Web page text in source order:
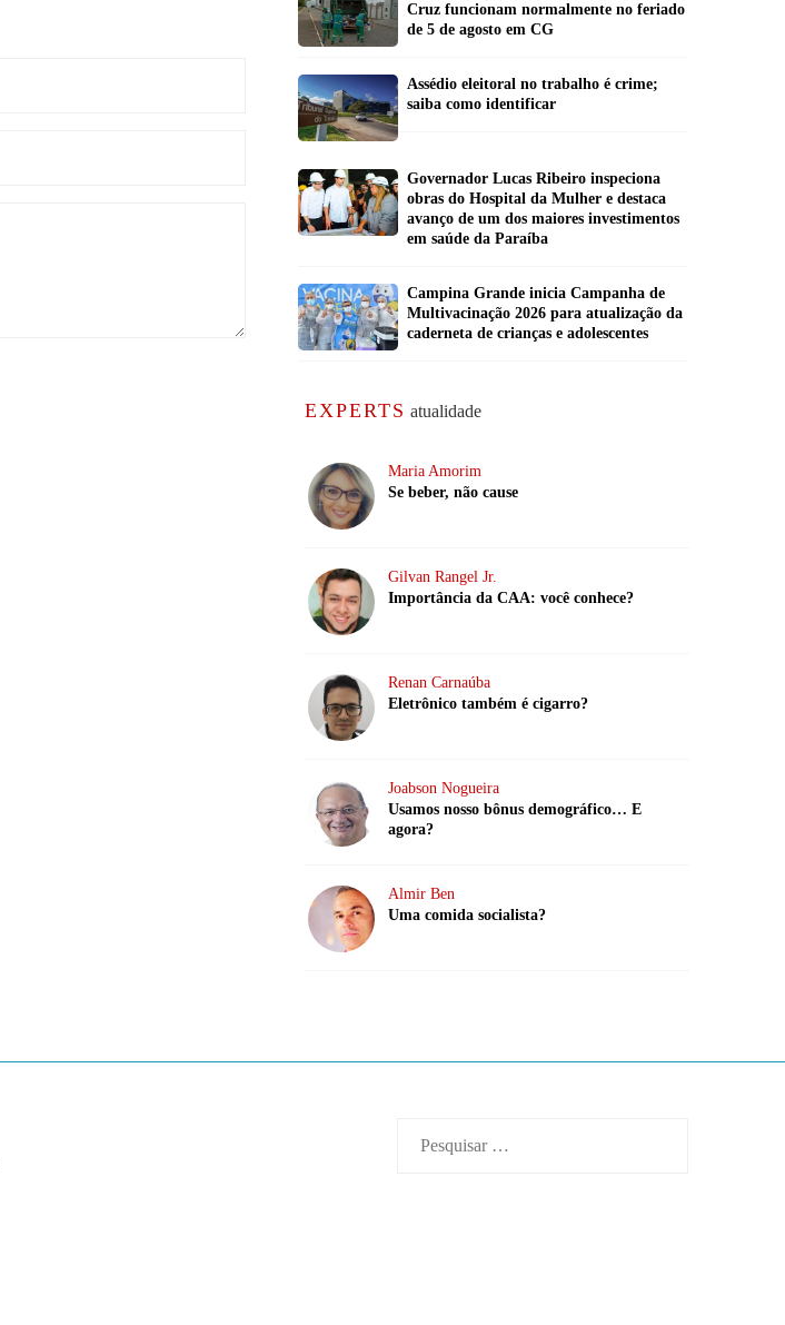
Cruz funcionam normalmente no feriado
de 5 de agosto em CG
Assédio eleitoral no trabalho é crime;
saiba como identificar
Governador Lucas Ribeiro inspeciona
obras do Hospital da Mulher e destaca
avanço de um dos maiores investimentos
em saúde da Paraíba
Campina Grande inicia Campanha de
Multivacinação 2026 para atualização da
caderneta de crianças e adolescentes
EXPERTS atualidade
Maria Amorim
Se beber, não cause
Gilvan Rangel Jr.
Importância da CAA: você conhece?
Renan Carnaúba
Eletrônico também é cigarro?
Joabson Nogueira
Usamos nosso bônus demográfico… E
agora?
Almir Ben
Uma comida socialista?